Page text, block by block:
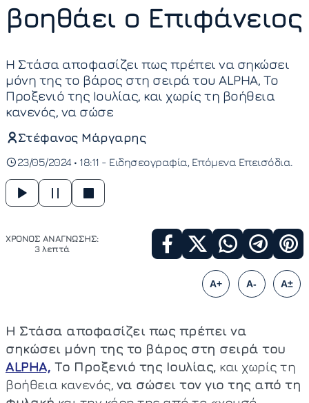
βοηθάει ο Επιφάνειος
Η Στάσα αποφασίζει πως πρέπει να σηκώσει
μόνη της το βάρος στη σειρά του ALPHA, Το
Προξενιό της Ιουλίας, και χωρίς τη βοήθεια
κανενός, να σώσε
Στέφανος Μάργαρης
23/05/2024 • 18:11 - Ειδησεογραφία Επόμενα Επεισόδια
ΧΡΟΝΟΣ ΑΝΑΓΝΩΣΗΣ:
3 λεπτά
A+ A- A±
Η Στάσα αποφασίζει πως πρέπει να
σηκώσει μόνη της το βάρος στη σειρά του
ALPHA, Το Προξενιό της Ιουλίας, και χωρίς τη
βοήθεια κανενός, να σώσει τον γιο της από τη